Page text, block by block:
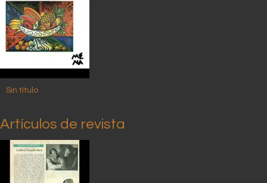
Sin título
Artículos de revista